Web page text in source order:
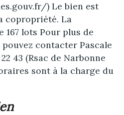
) Le bien est
copropriété. La
lots Pour plus de
contacter Pascale
43 (Rsac de Narbonne
sont à la charge du